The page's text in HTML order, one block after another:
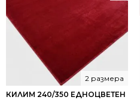
КИЛИМ 240/350 ЕДНОЦВЕТЕН
2 размера